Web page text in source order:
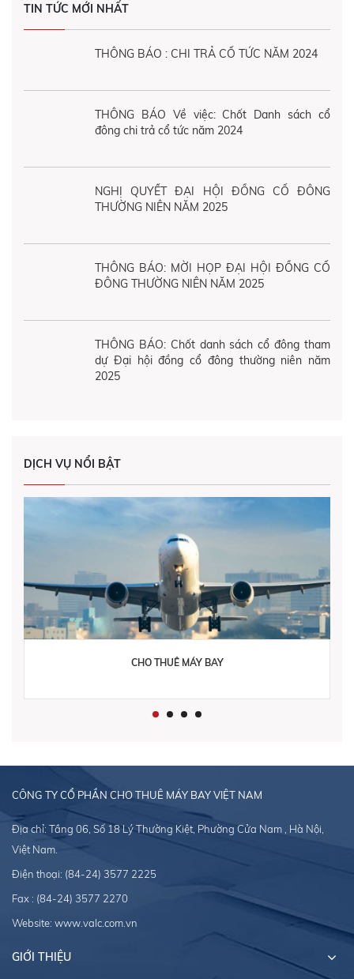
TIN TỨC MỚI NHẤT
THÔNG BÁO : CHI TRẢ CỔ TỨC NĂM 2024
THÔNG BÁO Về việc: Chốt Danh sách cổ
đông chi trả cổ tức năm 2024
NGHỊ QUYẾT ĐẠI HỘI ĐỒNG CỔ ĐÔNG
THƯỜNG NIÊN NĂM 2025
THÔNG BÁO: MỜI HỌP ĐẠI HỘI ĐỒNG CỔ
ĐÔNG THƯỜNG NIÊN NĂM 2025
THÔNG BÁO: Chốt danh sách cổ đông tham
dự Đại hội đồng cổ đông thường niên năm
2025
DỊCH VỤ NỔI BẬT
CHO THUÊ MÁY BAY
CÔNG TY CỔ PHẦN CHO THUÊ MÁY BAY VIỆT NAM
Địa chỉ: Tầng 06, Số 18 Lý Thường Kiệt, Phường Cửa Nam , Hà Nội,
Việt Nam.
Điện thoại: (84-24) 3577 2225
Fax : (84-24) 3577 2270
Website: www.valc.com.vn
GIỚI THIỆU